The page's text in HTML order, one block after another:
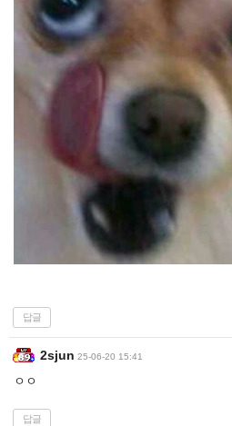
답글
2sjun 25-06-20 15:41
ㅇㅇ
답글